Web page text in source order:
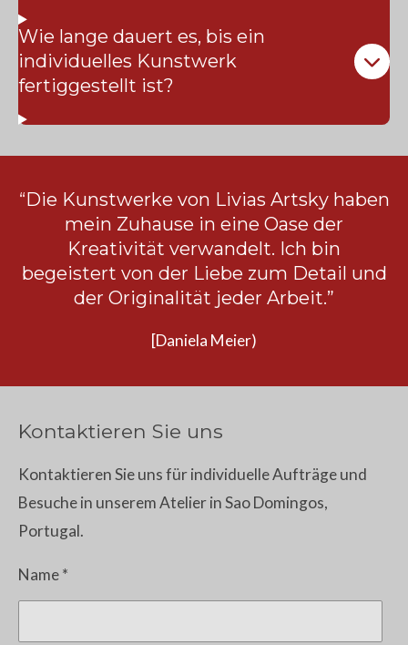
Wie lange dauert es, bis ein
individuelles Kunstwerk
fertiggestellt ist?
“Die Kunstwerke von Livias Artsky haben
mein Zuhause in eine Oase der
Kreativität verwandelt. Ich bin
begeistert von der Liebe zum Detail und
der Originalität jeder Arbeit.”
[Daniela Meier)
Kontaktieren Sie uns
Kontaktieren Sie uns für individuelle Aufträge und
Besuche in unserem Atelier in Sao Domingos,
Portugal.
Name *